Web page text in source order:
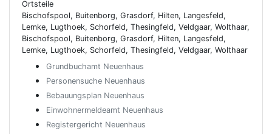
Ortsteile
Bischofspool, Buitenborg, Grasdorf, Hilten, Langesfeld,
Lemke, Lugthoek, Schorfeld, Thesingfeld, Veldgaar, Wolthaar,
Bischofspool, Buitenborg, Grasdorf, Hilten, Langesfeld,
Lemke, Lugthoek, Schorfeld, Thesingfeld, Veldgaar, Wolthaar
Grundbuchamt Neuenhaus
Personensuche Neuenhaus
Bebauungsplan Neuenhaus
Einwohnermeldeamt Neuenhaus
Registergericht Neuenhaus